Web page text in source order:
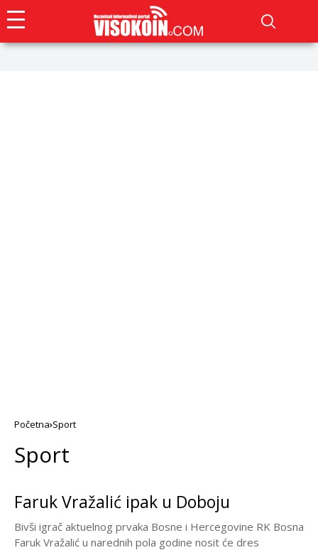
Početna Sport
Sport
Faruk Vražalić ipak u Doboju
Bivši igrač aktuelnog prvaka Bosne i Hercegovine RK Bosna
Faruk Vražalić u narednih pola godine nosit će dres